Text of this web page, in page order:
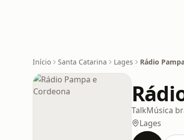
Início Santa Catarina Lages Rádio
TalkMúsica
Lages